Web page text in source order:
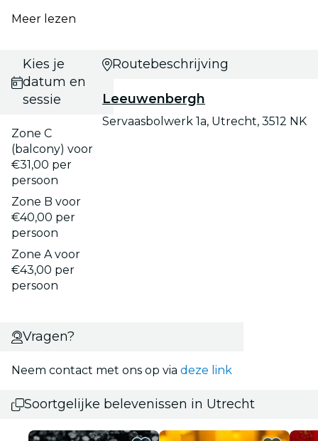
Meer lezen
Kies je
datum en
sessie
Zone C
(balcony) voor
€31,00 per
persoon
Zone B voor
€40,00 per
persoon
Zone A voor
€43,00 per
persoon
Routebeschrijving
Leeuwenbergh
Servaasbolwerk 1a, Utrecht, 3512 NK
Vragen?
Neem contact met ons op via deze link
Soortgelijke belevenissen in Utrecht